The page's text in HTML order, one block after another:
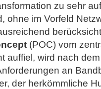
zu sehr
ohne im Vorfeld
(POC) vom
auffiel, wird nach
an
der herkömmliche